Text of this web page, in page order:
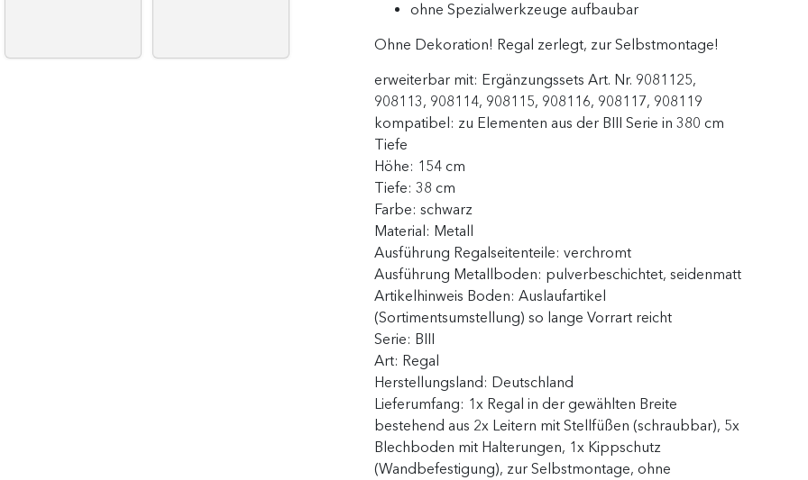
ohne Spezialwerkzeuge aufbaubar
Ohne Dekoration! Regal zerlegt, zur Selbstmontage!
erweiterbar mit: Ergänzungssets Art. Nr. 9081125,
908113, 908114, 908115, 908116, 908117, 908119
kompatibel: zu Elementen aus der BIII Serie in 380 cm
Tiefe
Höhe: 154 cm
Tiefe:38 cm
Farbe:schwarz
Material: Metall
Ausführung Regalseitenteile:verchromt
Ausführung Metallboden: pulverbeschichtet, seidenmatt
Artikelhinweis Boden:Auslaufartikel
(Sortimentsumstellung) so lange Vorrart reicht
Serie: BIII
Art: Regal
Herstellungsland: Deutschland
Lieferumfang: 1x Regal in der gewählten Breite
bestehend aus 2x Leitern mit Stellfüßen (schraubbar), 5x
Blechboden mit Halterungen, 1x Kippschutz
(Wandbefestigung), zur Selbstmontage, ohne